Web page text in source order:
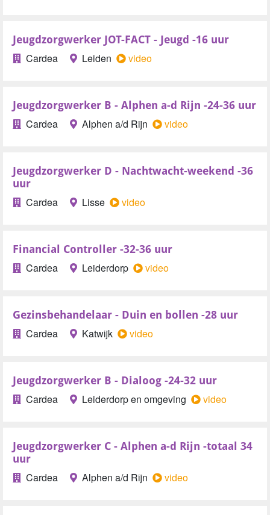
Jeugdzorgwerker JOT-FACT - Jeugd -16 uur
Cardea Leiden video
Jeugdzorgwerker B - Alphen a-d Rijn -24-36 uur
Cardea Alphen a/d Rijn video
Jeugdzorgwerker D - Nachtwacht-weekend -36
uur
Cardea Lisse video
Financial Controller -32-36 uur
Cardea Leiderdorp video
Gezinsbehandelaar - Duin en bollen -28 uur
Cardea Katwijk video
Jeugdzorgwerker B - Dialoog -24-32 uur
Cardea Leiderdorp en omgeving video
Jeugdzorgwerker C - Alphen a-d Rijn -totaal 34
uur
Cardea Alphen a/d Rijn video